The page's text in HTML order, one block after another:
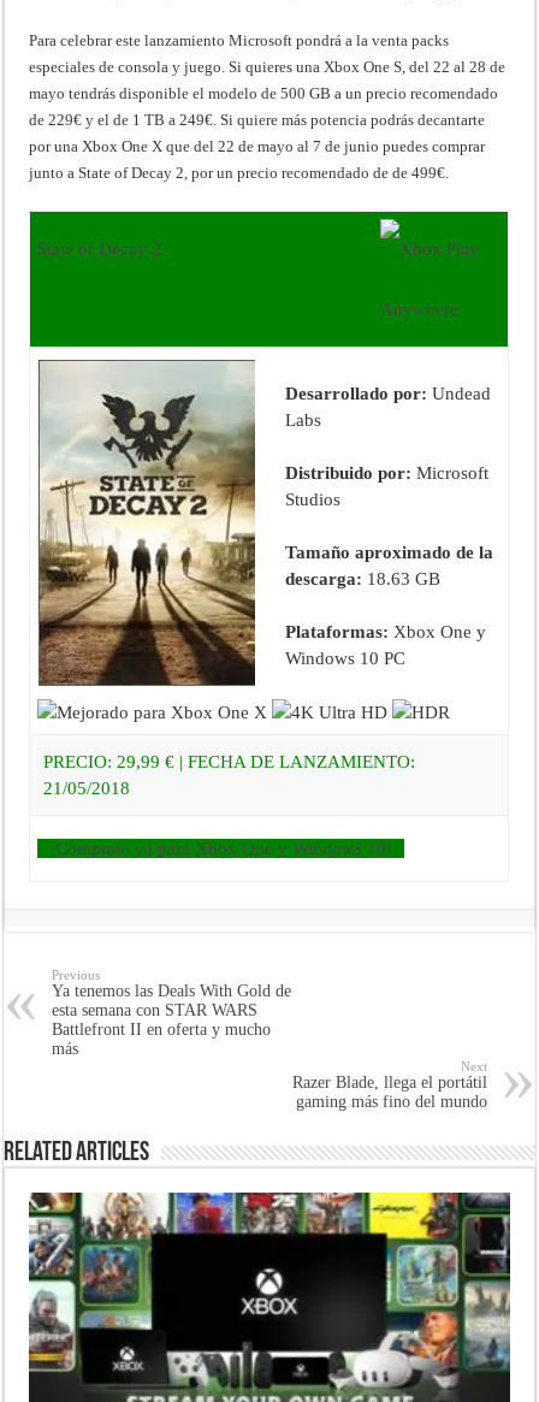
Para celebrar este lanzamiento Microsoft pondrá a la venta packs
especiales de consola y juego. Si quieres una Xbox One S, del 22 al 28 de
mayo tendrás disponible el modelo de 500 GB a un precio recomendado
de 229€ y el de 1 TB a 249€. Si quiere más potencia podrás decantarte
por una Xbox One X que del 22 de mayo al 7 de junio puedes comprar
junto a State of Decay 2, por un precio recomendado de de 499€.
State of Decay 2
Desarrollado por: Undead
Labs
Distribuido por: Microsoft
Studios
Tamaño aproximado de la
descarga: 18.63 GB
Plataformas: Xbox One y
Windows 10 PC
PRECIO: 29,99€ | FECHA DE LANZAMIENTO:
21/05/2018
¡Cómpralo ya para Xbox One y Windows 10!
Previous
Ya tenemos las Deals With Gold de
esta semana con STAR WARS
Battlefront II en oferta y mucho
más
Next
Razer Blade, llega el portátil
gaming más fino del mundo
Related Articles